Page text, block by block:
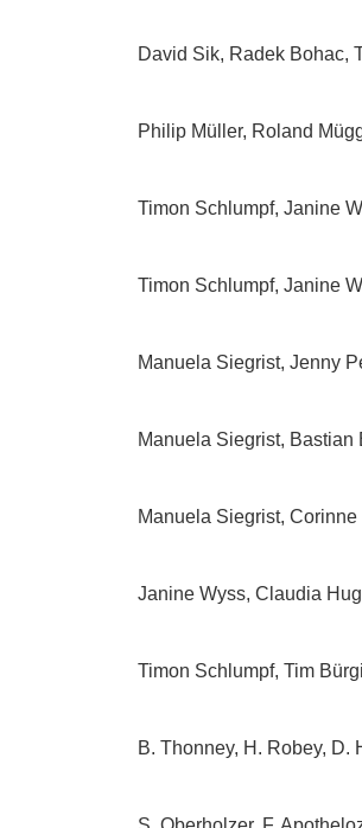
David Sik, Radek Bohac,
Philip Müller, Roland
Timon Schlumpf, Janine
Timon Schlumpf, Janine
Manuela Siegrist, Jenny
Manuela Siegrist, Bastian
Manuela Siegrist,
Janine Wyss, Claudia
Timon Schlumpf, Tim
B. Thonney, H. Robey, D.